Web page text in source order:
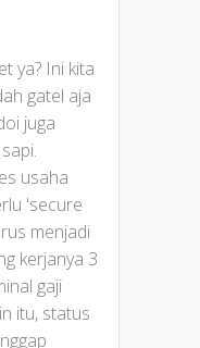
ya? Ini kita
gatel aja
juga
usaha
'secure
menjadi
kerjanya 3
gaji
itu, status